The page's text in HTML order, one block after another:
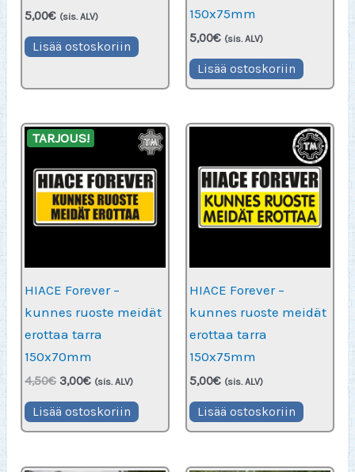
5,00€ (sis. ALV)
Lisää ostoskoriin
150x75mm
5,00€ (sis. ALV)
Lisää ostoskoriin
TARJOUS!
HIACE Forever –
kunnes ruoste meidät
erottaa tarra
150x70mm
4,50€ Alkuperäinen
oli:
4,50€.
3,00€Nykyinen
on:
3,00€.
(sis. ALV)
Lisää ostoskoriin
HIACE Forever –
kunnes ruoste meidät
erottaa tarra
150x75mm
5,00€ (sis. ALV)
Lisää ostoskoriin